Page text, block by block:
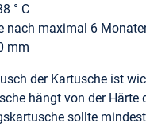
° C
nach maximal 6
mm
der Kartusche ist
hängt von der Härte
sollte